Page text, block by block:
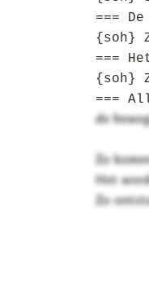
===
{soh}
===
{soh}
===
de
Zo
Het
Zo